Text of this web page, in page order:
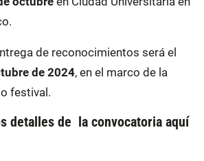
de reconocimientos será el
de 2024, en el marco de la
festival.
detalles de la convocatoria aquí